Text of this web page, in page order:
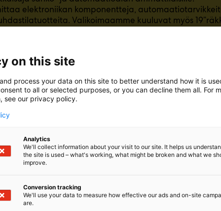
elektroniikan komponentteja,
Valikoimaamme kuuluvat myös
messuilla esittelemme erityisesti mittalaitteita,
tuotteiden lisäksi asiantuntevaa palvelua:
autamme komponenttivalinnoissa ja toteutamme
kanssa.
on this site
process your data on this site to better understand how it is
to all or selected purposes, or you can decline them all. For
see our privacy policy.
Analytics
We'll collect information about your visit to our site. It helps us
the site is used – what's working, what might be broken and what we
improve.
Conversion tracking
We'll use your data to measure how effective our ads and on-site
are.